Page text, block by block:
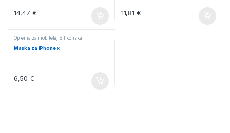
14,47 € 11,81 €
Oprema za mobitele, Silikonska
Maska za iPhone x
6,50 €